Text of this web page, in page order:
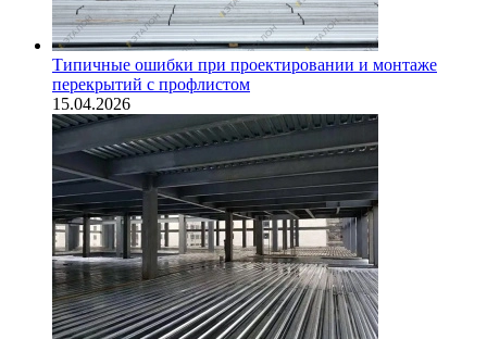
Типичные ошибки при проектировании и монтаже
перекрытий с профлистом
15.04.2026